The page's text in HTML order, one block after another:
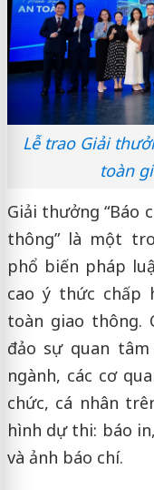
Lễ trao Giải
toàn
Giải thưởng “Báo
thông” là một
phổ biến pháp
cao ý thức chấp
toàn giao thông.
đảo sự quan
ngành, các cơ
chức, cá nhân
hình dự thi: báo
và ảnh báo chí.